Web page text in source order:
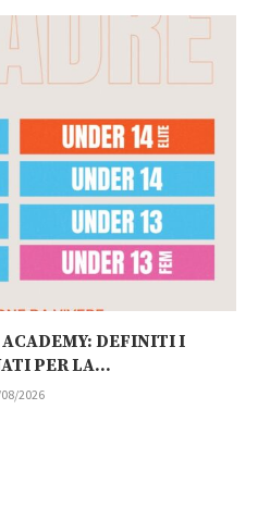
ACADEMY: DEFINITI I
PER LA...
2026